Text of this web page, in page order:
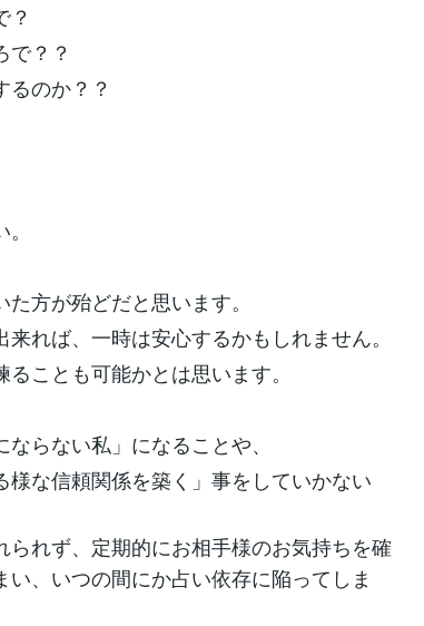
？
で？？
るのか？？
方が殆どだと思います。
れば、一時は安心するかもしれません。
ことも可能かとは思います。
らない私」になることや、
様な信頼関係を築く」事をしていかない
れず、定期的にお相手様のお気持ちを確
、いつの間にか占い依存に陥ってしま